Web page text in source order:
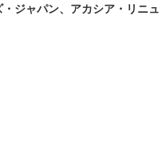
ジャパン、アカシア・リニュ